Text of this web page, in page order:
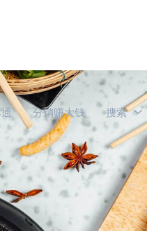
分销赚大钱 搜索